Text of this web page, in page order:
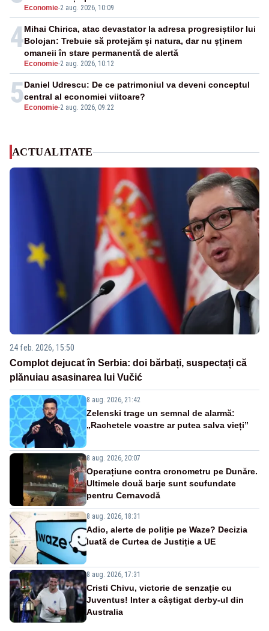
Economie-2 aug. 2026, 10:09
4
Economie-2 aug. 2026, 10:12
Mihai Chirica, atac devastator la adresa progresiștilor lui
Bolojan: Trebuie să protejăm și natura, dar nu șținem
omaneii în stare permanentă de alertă
5 Economie-2 aug. 2026, 09:22
Daniel Udrescu: De ce patrimoniul va deveni conceptul
central al economiei viitoare?
ACTUALITATE
24 feb. 2026, 15:50
Complot dejucat în Serbia: doi bărbați, suspectați că
plănuiau asasinarea lui Vučić
8 aug. 2026, 21:42
Zelenski trage un semnal de alarmă:
„Rachetele voastre ar putea salva vieți”
8 aug. 2026, 20:07
Operațiune contra cronometru pe Dunăre.
Ultimele două barje sunt scufundate
pentru Cernavodă
8 aug. 2026, 18:31
Adio, alerte de poliție pe Waze? Decizia
luată de Curtea de Justiție a UE
8 aug. 2026, 17:31
Cristi Chivu, victorie de senzație cu
Juventus! Inter a câștigat derby-ul din
Australia